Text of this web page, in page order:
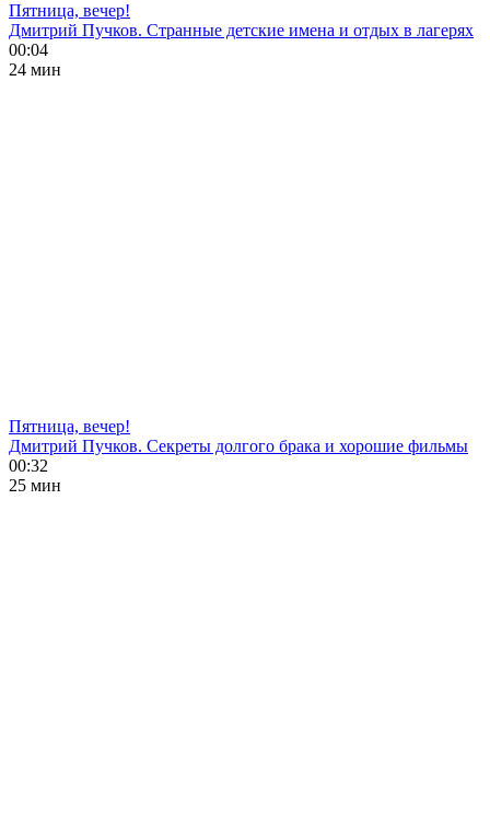
Пятница, вечер!
Дмитрий Пучков. Странные детские имена и отдых в лагерях
00:04
24 мин
Пятница, вечер!
Дмитрий Пучков. Секреты долгого брака и хорошие фильмы
00:32
25 мин